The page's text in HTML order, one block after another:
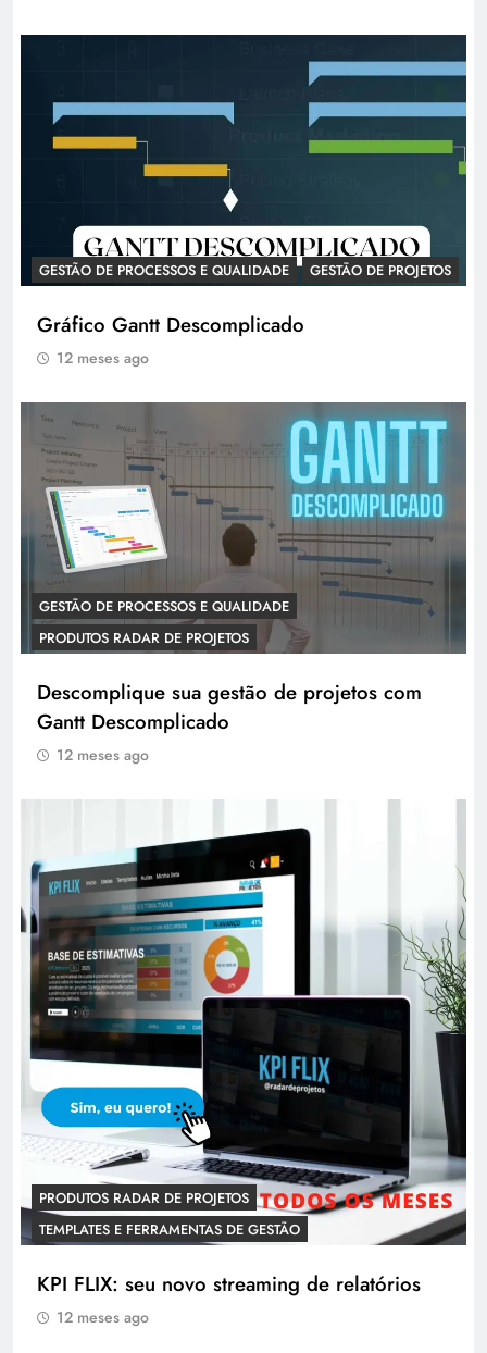
GESTÃO DE PROCESSOS E QUALIDADE GESTÃO DE PROJETOS
Gráfico Gantt Descomplicado
12 meses ago
GESTÃO DE PROCESSOS E QUALIDADE
PRODUTOS RADAR DE PROJETOS
Descomplique sua gestão de projetos com
Gantt Descomplicado
12 meses ago
PRODUTOS RADAR DE PROJETOS
TEMPLATES E FERRAMENTAS DE GESTÃO
KPI FLIX: seu novo streaming de relatórios
12 meses ago